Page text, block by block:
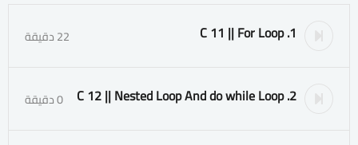
1. C 11 || For Loop 22 دقيقة
2. C 12 || Nested Loop And do while Loop 0 دقيقة